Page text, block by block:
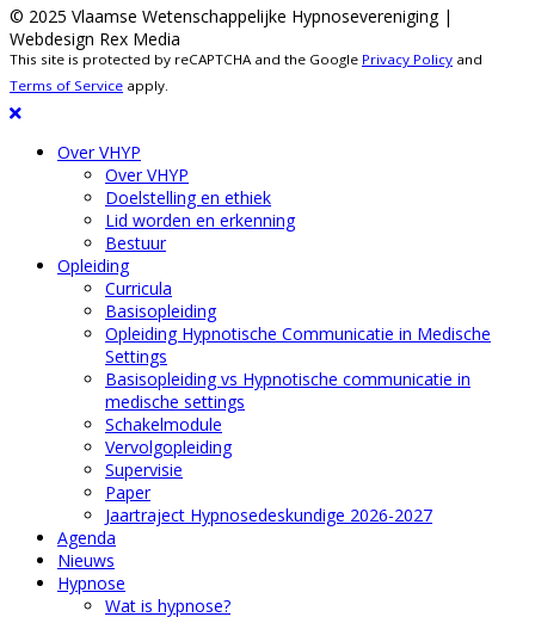
© 2025 Vlaamse Wetenschappelijke Hypnosevereniging |
Webdesign Rex Media
This site is protected by reCAPTCHA and the Google Privacy Policy and
Terms of Service apply.
Over VHYP
Over VHYP
Doelstelling en ethiek
Lid worden en erkenning
Bestuur
Opleiding
Curricula
Basisopleiding
Opleiding Hypnotische Communicatie in Medische
Settings
Basisopleiding vs Hypnotische communicatie in
medische settings
Schakelmodule
Vervolgopleiding
Supervisie
Paper
Jaartraject Hypnosedeskundige 2026-2027
Agenda
Nieuws
Hypnose
Wat is hypnose?